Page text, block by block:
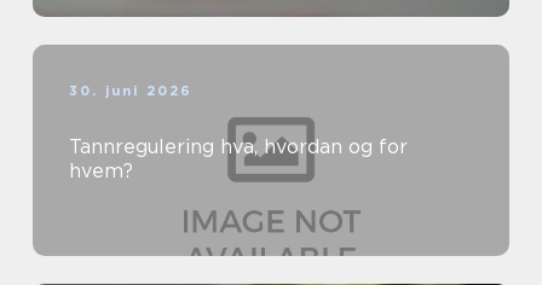
30. juni 2026
Tannregulering hva, hvordan og for
hvem?